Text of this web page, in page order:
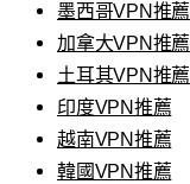
墨西哥VPN推薦
加拿大VPN推薦
土耳其VPN推薦
印度VPN推薦
越南VPN推薦
韓國VPN推薦